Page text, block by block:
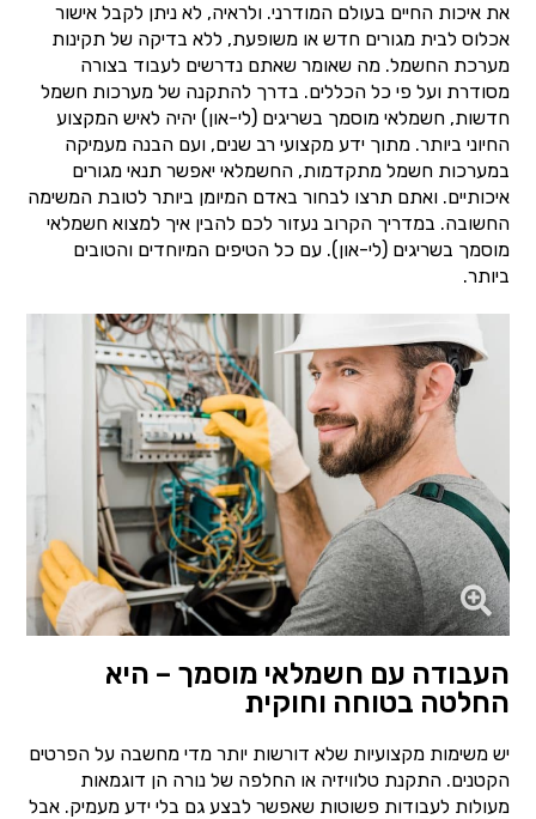
את איכות החיים בעולם המודרני. ולראיה, לא ניתן לקבל אישור
אכלוס לבית מגורים חדש או משופעת, ללא בדיקה של תקינות
מערכת החשמל. מה שאומר שאתם נדרשים לעבוד בצורה
מסודרת ועל פי כל הכללים. בדרך להתקנה של מערכות חשמל
חדשות, חשמלאי מוסמך בשריגים (לי-און) יהיה לאיש המקצוע
החיוני ביותר. מתוך ידע מקצועי רב שנים, ועם הבנה מעמיקה
במערכות חשמל מתקדמות, החשמלאי יאפשר תנאי מגורים
איכותיים. ואתם תרצו לבחור באדם המיומן ביותר לטובת המשימה
החשובה. במדריך הקרוב נעזור לכם להבין איך למצוא חשמלאי
מוסמך בשריגים (לי-און). עם כל הטיפים המיוחדים והטובים
ביותר.
העבודה עם חשמלאי מוסמך – היא
החלטה בטוחה וחוקית
יש משימות מקצועיות שלא דורשות יותר מדי מחשבה על הפרטים
הקטנים. התקנת טלוויזיה או החלפה של נורה הן דוגמאות
מעולות לעבודות פשוטות שאפשר לבצע גם בלי ידע מעמיק. אבל